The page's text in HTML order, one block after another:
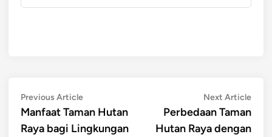
Post
navigation
Previous ArticlePrevious
article:
Manfaat Taman Hutan
Raya bagi Lingkungan
Next ArticleNext
Perbedaan Taman
Hutan Raya dengan